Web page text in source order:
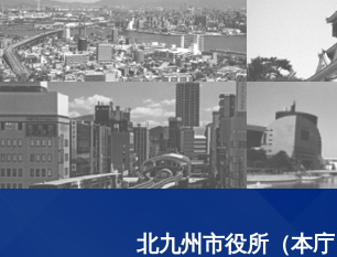
北九州市役所（本庁